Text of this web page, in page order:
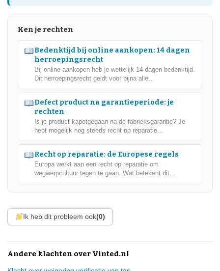
Ken je rechten
Bedenktijd bij online aankopen: 14 dagen
herroepingsrecht
Bij online aankopen heb je wettelijk 14 dagen bedenktijd.
Dit herroepingsrecht geldt voor bijna alle...
Defect product na garantieperiode: je
rechten
Is je product kapotgegaan na de fabrieksgarantie? Je
hebt mogelijk nog steeds recht op reparatie...
Recht op reparatie: de Europese regels
Europa werkt aan een recht op reparatie om
wegwerpcultuur tegen te gaan. Wat betekent dit...
Ik heb dit probleem ook(0)
Andere klachten over Vinted.nl